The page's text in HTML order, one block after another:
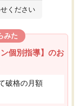
ください
みた
個別指導】のお
破格の月額